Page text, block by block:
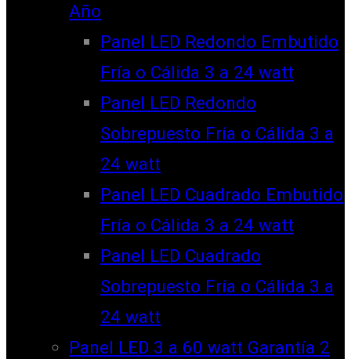
Año
Panel LED Redondo Embutido
Fría o Cálida 3 a 24 watt
Panel LED Redondo
Sobrepuesto Fría o Cálida 3 a
24 watt
Panel LED Cuadrado Embutido
Fría o Cálida 3 a 24 watt
Panel LED Cuadrado
Sobrepuesto Fría o Cálida 3 a
24 watt
Panel LED 3 a 60 watt Garantía 2